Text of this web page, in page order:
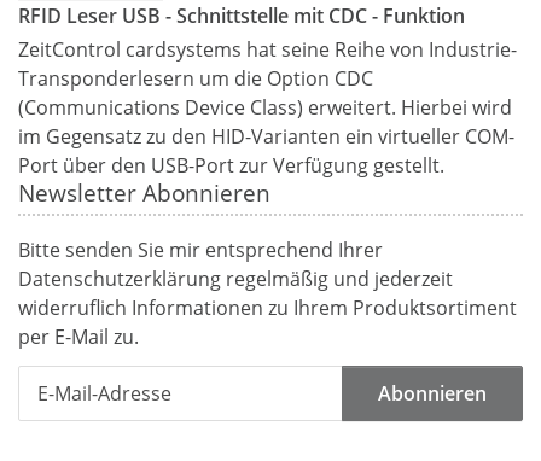
RFID Leser USB - Schnittstelle mit CDC - Funktion
ZeitControl cardsystems hat seine Reihe von Industrie-
Transponderlesern um die Option CDC
(Communications Device Class) erweitert. Hierbei wird
im Gegensatz zu den HID-Varianten ein virtueller COM-
Port über den USB-Port zur Verfügung gestellt.
Newsletter Abonnieren
Bitte senden Sie mir entsprechend Ihrer
Datenschutzerklärung regelmäßig und jederzeit
widerruflich Informationen zu Ihrem Produktsortiment
per E-Mail zu.
Abonnieren